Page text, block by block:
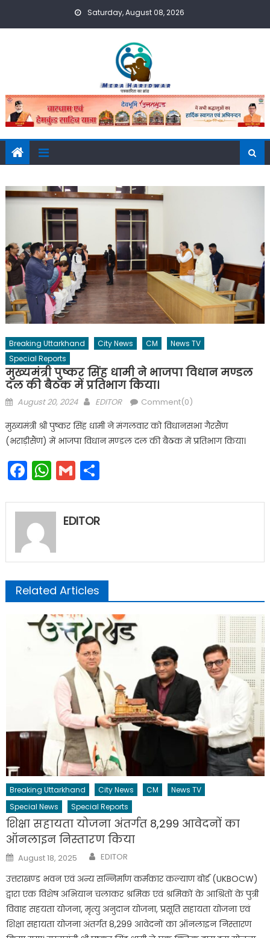
Saturday, August 08, 2026
Breaking Uttarkhand City News CM
News TV
Special Reports
मुख्यमंत्री पुष्कर सिंह धामी ने भाजपा विधान मण्डल
दल की बैठक में प्रतिभाग किया।
Posted
August 20, 2024 Author
EDITOR Comment(0)
मुख्यमंत्री श्री पुष्कर सिंह धामी ने मंगलवार को विधानसभा गैरसैंण
(भराड़ीसैंण) में भाजपा विधान मण्डल दल की बैठक में प्रतिभाग किया।
Facebook
WhatsApp
GmailShare
EDITOR
Related Articles
Breaking Uttarkhand City News CM
News TV
Special News
Special Reports
शिक्षा सहायता योजना अंतर्गत 8,299 आवेदनों का
ऑनलाइन निस्तारण किया
Posted
on
August 18, 2025 Author
EDITOR
उत्तराखण्ड भवन एवं अन्य सन्निर्माण कर्मकार कल्याण बोर्ड (UKBOCW)
द्वारा एक विशेष अभियान चलाकर श्रमिक एवं श्रमिकों के आश्रितों के पुत्री
विवाह सहयता योजना, मृत्यु अनुदान योजना, प्रसूति सहायता योजना एवं
शिक्षा सहायता योजना अंतर्गत 8,299 आवेदनों का ऑनलाइन निस्तारण